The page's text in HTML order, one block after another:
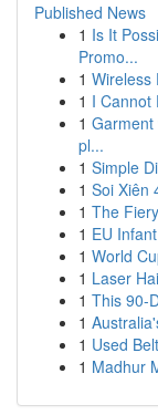
Published News
1 Is It
Promo...
1 Wireless
1 I Cannot
1 Garment
pl...
1 Simple
1 Soi Xiên
1 The
1 EU
1 World
1 Laser
1 This 90-
1
1 Used
1 Madhur